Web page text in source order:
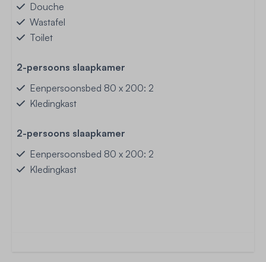
Douche
Wastafel
Toilet
2-persoons slaapkamer
Eenpersoonsbed 80 x 200: 2
Kledingkast
2-persoons slaapkamer
Eenpersoonsbed 80 x 200: 2
Kledingkast